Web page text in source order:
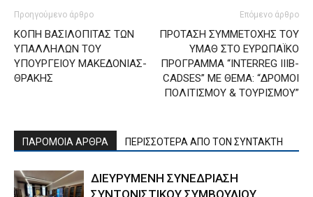
Προηγούμενο άρθρο
ΚΟΠΗ ΒΑΣΙΛΟΠΙΤΑΣ ΤΩΝ
ΥΠΑΛΛΗΛΩΝ ΤΟΥ
ΥΠΟΥΡΓΕΙΟΥ ΜΑΚΕΔΟΝΙΑΣ-
ΘΡΑΚΗΣ
Επόμενο άρθρο
ΠΡΟΤΑΣΗ ΣΥΜΜΕΤΟΧΗΣ ΤΟΥ
ΥΜΑΘ ΣΤΟ ΕΥΡΩΠΑΪΚΟ
ΠΡΟΓΡΑΜΜΑ “INTERREG IIIB-
CADSES” ΜΕ ΘΕΜΑ: “ΔΡΟΜΟΙ
ΠΟΛΙΤΙΣΜΟΥ & ΤΟΥΡΙΣΜΟΥ”
ΠΑΡΟΜΟΙΑ ΑΡΘΡΑ ΠΕΡΙΣΣΟΤΕΡΑ ΑΠΟ ΤΟΝ ΣΥΝΤΑΚΤΗ
ΔΙΕΥΡΥΜΕΝΗ ΣΥΝΕΔΡΙΑΣΗ